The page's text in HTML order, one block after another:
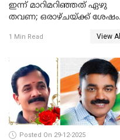
ഇന്ന് മാറിമറിഞ്ഞത് ഏഴു
തവണ; ഒരാഴ്ചയ്ക്ക് ശേഷം
1 Min Read View All
Posted On 29-12-2025